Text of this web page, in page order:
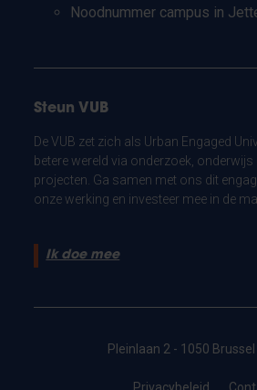
Noodnummer campus in
Steun VUB
De VUB zet zich als Urban Engaged
betere wereld via onderzoek,
projecten. Ga samen met ons dit
onze werking en investeer mee in de
Ik doe mee
Pleinlaan 2 - 1050
Privacybeleid